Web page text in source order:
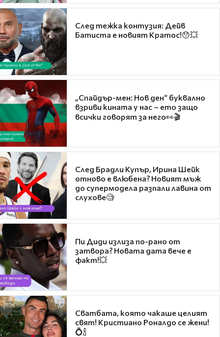
След тежка контузия: Дейв
Батиста е новият Кратос!😯💥
„Спайдър-мен: Нов ден“ буквално
взриви кината у нас – ето защо
всички говорят за него👀🎬
След Брадли Купър, Ирина Шейк
отново е влюбена? Новият мъж
до супермодела разпали лавина от
слухове🧐
Пи Диди излиза по-рано от
затвора? Новата дата вече е
факт!💥
Сватбата, която чакаше целият
свят! Кристиано Роналдо се жени!
💍🍾